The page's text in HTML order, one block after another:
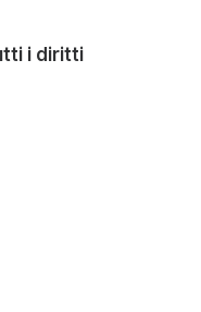
i diritti